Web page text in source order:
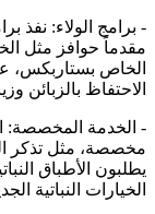
- برامج الولاء: نفذ
مقدماً حوافز مثل
الخاص بستاربكس،
الاحتفاظ بالزبائن
- الخدمة المخصصة:
مخصصة، مثل تذكر
يطلبون الأطباق
الخيارات النباتية